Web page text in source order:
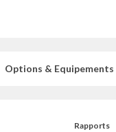
sa boîte
Options & Equipements
Rapports